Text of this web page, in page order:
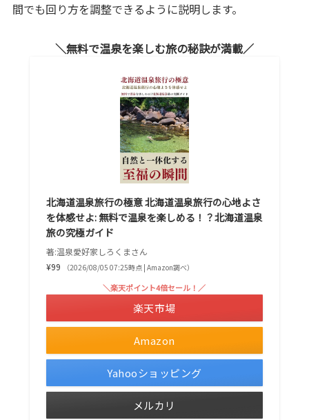
間でも回り方を調整できるように説明します。
無料で温泉を楽しむ旅の秘訣が満載
北海道温泉旅行の極意 北海道温泉旅行の心地よさ
を体感せよ: 無料で温泉を楽しめる！？北海道温泉
旅の究極ガイド
著:温泉愛好家しろくまさん
¥99
（2026/08/05 07:25時点 | Amazon調べ）
Amazon
＼楽天ポイント4倍セール！／
楽天市場
Yahooショッピング
メルカリ